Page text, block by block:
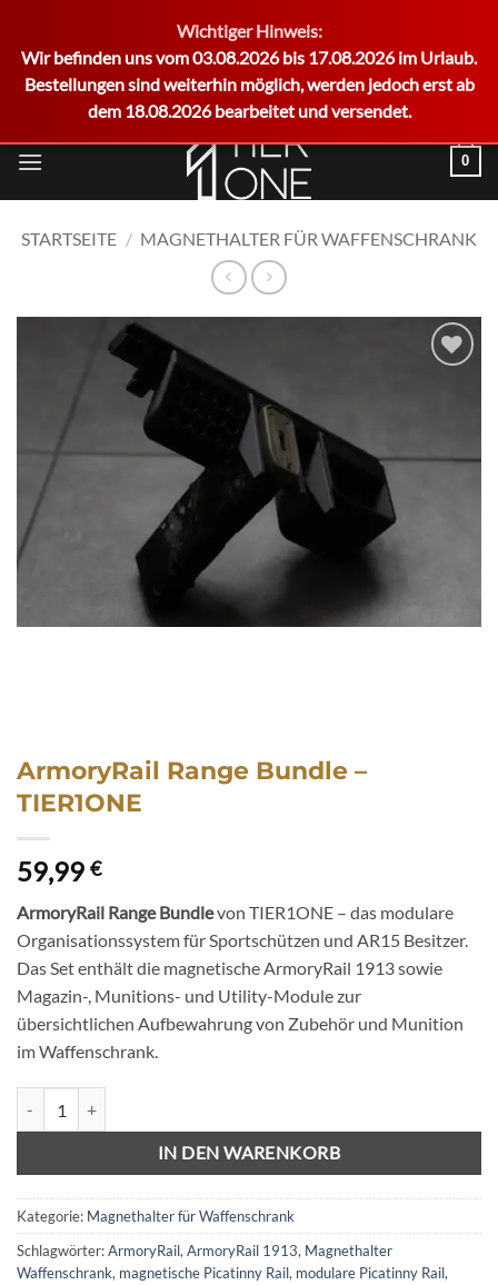
Wichtiger Hinweis:
Wir befinden uns vom 03.08.2026 bis 17.08.2026 im Urlaub.
Bestellungen sind weiterhin möglich, werden jedoch erst ab
dem 18.08.2026 bearbeitet und versendet.
Inhalt
0
STARTSEITE / MAGNETHALTER FÜR WAFFENSCHRANK
ArmoryRail Range Bundle –
TIER1ONE
59,99 €
ArmoryRail Range Bundlevon TIER1ONE – das modulare
Organisationssystem für Sportschützen und AR15 Besitzer.
Das Set enthält die magnetische ArmoryRail 1913 sowie
Magazin-, Munitions- und Utility-Module zur
übersichtlichen Aufbewahrung von Zubehör und Munition
im Waffenschrank.
IN DEN WARENKORB
Kategorie: Magnethalter für Waffenschrank
Schlagwörter:ArmoryRail,ArmoryRail 1913, Magnethalter
Waffenschrank, magnetische Picatinny Rail, modulare Picatinny Rail,